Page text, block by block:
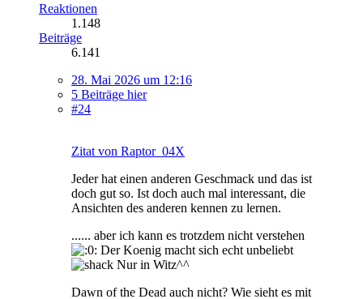
Reaktionen
1.148
Beiträge
6.141
28. Mai 2026 um 12:16
5 Beiträge hier
#24
Zitat von Raptor_04X
Jeder hat einen anderen Geschmack und das ist
doch gut so. Ist doch auch mal interessant, die
Ansichten des anderen kennen zu lernen.
...... aber ich kann es trotzdem nicht verstehen
Der Koenig macht sich echt unbeliebt
Nur in Witz^^
Dawn of the Dead auch nicht? Wie sieht es mit